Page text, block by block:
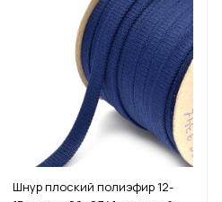
Шнур плоский полиэфир 12-